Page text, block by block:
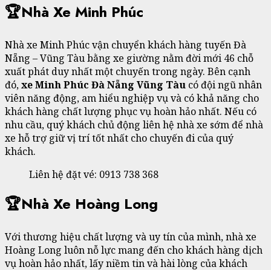
🏆Nhà Xe Minh Phúc
Nhà xe Minh Phúc vận chuyển khách hàng tuyến Đà
Nẵng – Vũng Tàu bằng xe giường nằm đời mới 46 chỗ
xuất phát duy nhất một chuyến trong ngày. Bên cạnh
đó,xe Minh Phúc Đà Nẵng Vũng Tàu có đội ngũ nhân
viên năng động, am hiểu nghiệp vụ và có khả năng cho
khách hàng chất lượng phục vụ hoàn hảo nhất. Nếu có
nhu cầu, quý khách chủ động liên hệ nhà xe sớm để nhà
xe hỗ trợ giữ vị trí tốt nhất cho chuyến đi của quý
khách.
Liên hệ đặt vé: 0913 738 368
🏆Nhà Xe Hoàng Long
Với thương hiệu chất lượng và uy tín của mình, nhà xe
Hoàng Long luôn nỗ lực mang đến cho khách hàng dịch
vụ hoàn hảo nhất, lấy niềm tin và hài lòng của khách